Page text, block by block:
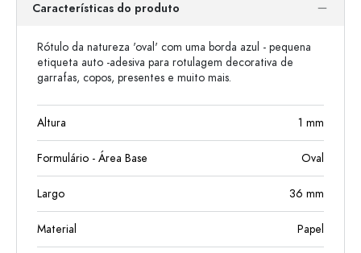
Características do produto
Rótulo da natureza 'oval' com uma borda azul - pequena
etiqueta auto -adesiva para rotulagem decorativa de
garrafas, copos, presentes e muito mais.
Altura 1 mm
Formulário - Área Base Oval
Largo 36 mm
Material Papel